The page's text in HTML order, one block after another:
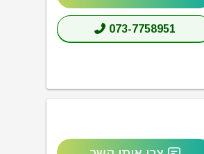
073-7758951